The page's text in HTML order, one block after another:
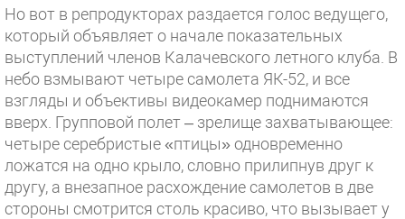
Но вот в репродукторах раздается голос ведущего,
который объявляет о начале показательных
выступлений членов Калачевского летного клуба. В
небо взмывают четыре самолета ЯК-52, и все
взгляды и объективы видеокамер поднимаются
вверх. Групповой полет – зрелище захватывающее:
четыре серебристые «птицы» одновременно
ложатся на одно крыло, словно прилипнув друг к
другу, а внезапное расхождение самолетов в две
стороны смотрится столь красиво, что вызывает у